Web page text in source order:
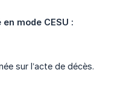
mode CESU :
sur l’acte de décès.